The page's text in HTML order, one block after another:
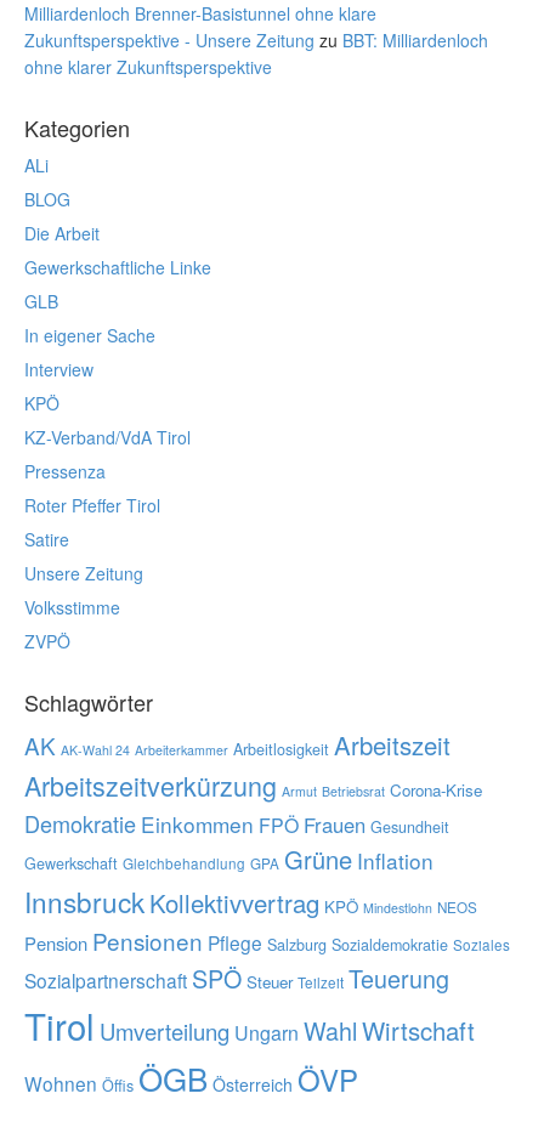
Milliardenloch Brenner-Basistunnel ohne klare
Zukunftsperspektive - Unsere Zeitung zu BBT: Milliardenloch
ohne klarer Zukunftsperspektive
Kategorien
ALi
BLOG
Die Arbeit
Gewerkschaftliche Linke
GLB
In eigener Sache
Interview
KPÖ
KZ-Verband/VdA Tirol
Pressenza
Roter Pfeffer Tirol
Satire
Unsere Zeitung
Volksstimme
ZVPÖ
Schlagwörter
AK AK-Wahl 24 Arbeiterkammer Arbeitlosigkeit Arbeitszeit
Arbeitszeitverkürzung Armut Betriebsrat Corona-Krise
Demokratie Einkommen FPÖ Frauen Gesundheit
Gewerkschaft Gleichbehandlung GPA Grüne Inflation
InnsbruckKollektivvertrag KPÖ Mindestlohn NEOS
Pension Pensionen Pflege Salzburg Sozialdemokratie Soziales
Sozialpartnerschaft SPÖ Steuer Teilzeit Teuerung
Tirol Umverteilung Ungarn WahlWirtschaft
Wohnen Öffis ÖGB Österreich ÖVP